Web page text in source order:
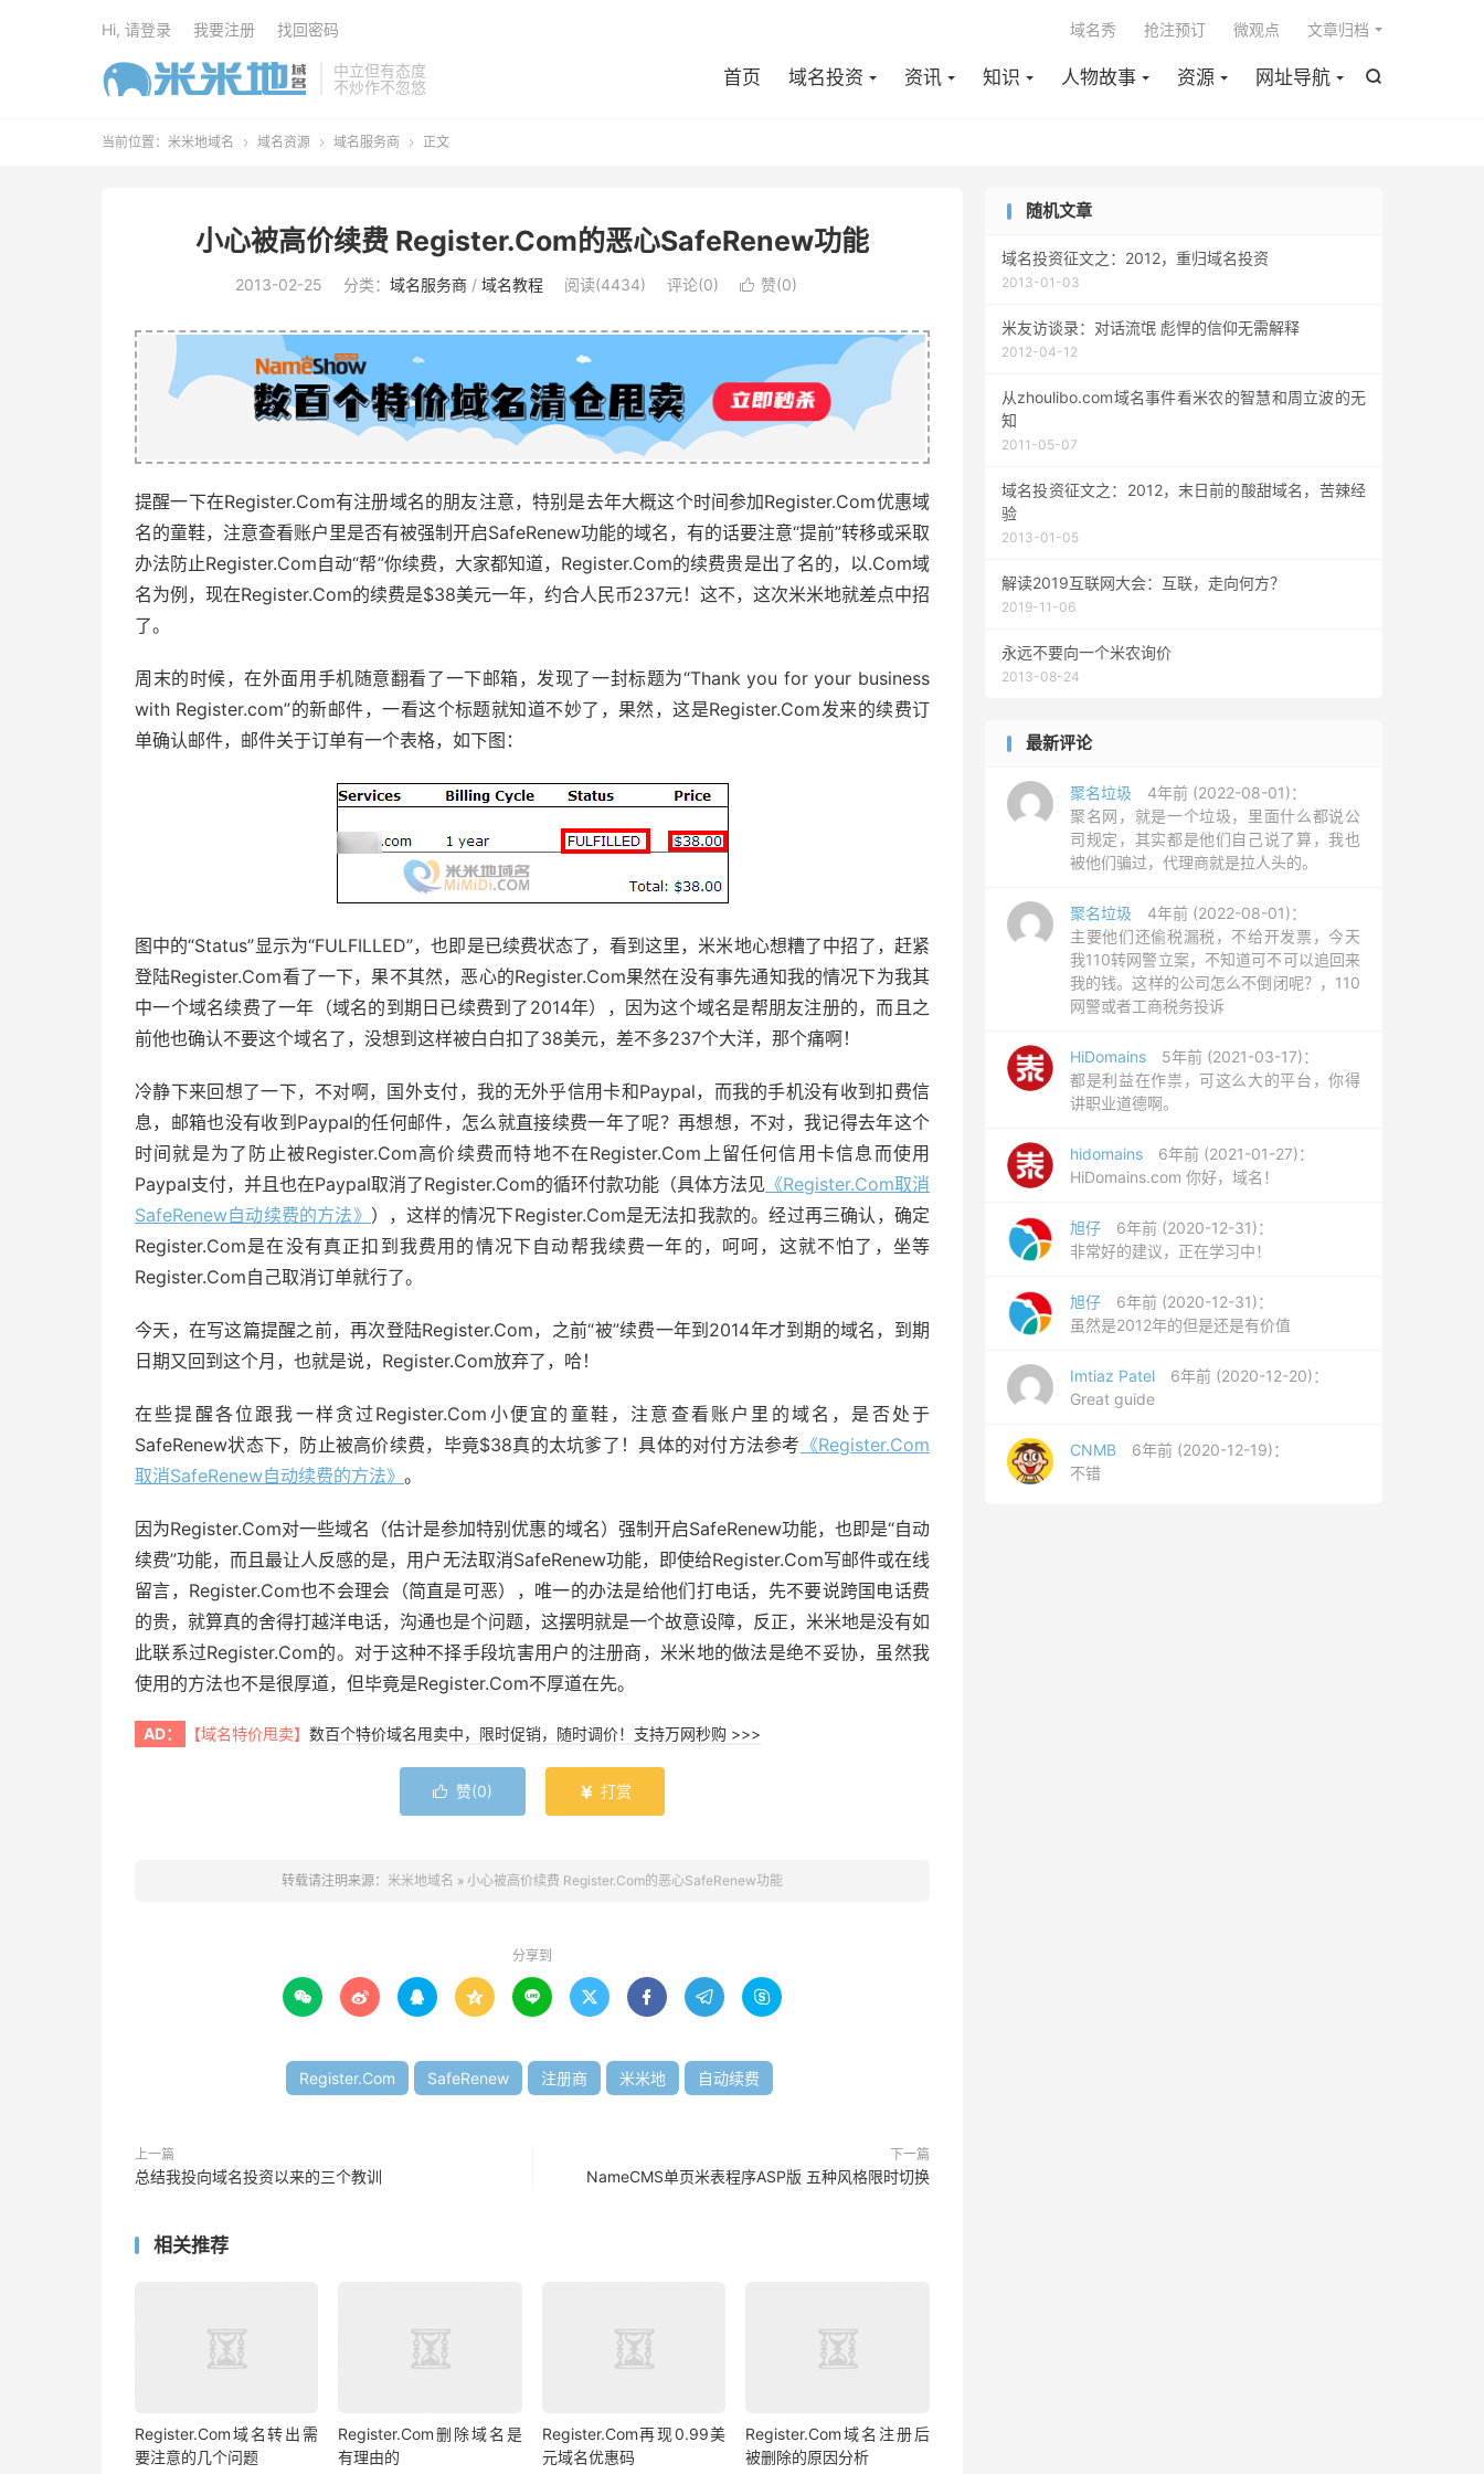
中立但有态度
不炒作不忽悠

首页 域名投资 资讯 知识 人物故事 资源 网址导航
域名秀 抢注预订 微观点 文章归档
Hi, 请登录 我要注册 找回密码
当前位置： 米米地域名  域名资源  域名服务商  正文
小心被高价续费 Register.Com的恶心SafeRenew功能
2013-02-25 分类： 域名服务商/ 域名教程 阅读(4434) 评论(0)  赞(0)
提醒一下在Register.Com有注册域名的朋友注意，特别是去年大概这个时间参加Register.Com优惠域
名的童鞋，注意查看账户里是否有被强制开启SafeRenew功能的域名，有的话要注意“提前”转移或采取
办法防止Register.Com自动“帮”你续费，大家都知道，Register.Com的续费贵是出了名的，以.Com域
名为例，现在Register.Com的续费是$38美元一年，约合人民币237元！这不，这次米米地就差点中招
了。
周末的时候，在外面用手机随意翻看了一下邮箱，发现了一封标题为“Thank you for your business
with Register.com”的新邮件，一看这个标题就知道不妙了，果然，这是Register.Com发来的续费订
单确认邮件，邮件关于订单有一个表格，如下图：
图中的“Status”显示为“FULFILLED”，也即是已续费状态了，看到这里，米米地心想糟了中招了，赶紧
登陆Register.Com看了一下，果不其然，恶心的Register.Com果然在没有事先通知我的情况下为我其
中一个域名续费了一年（域名的到期日已续费到了2014年），因为这个域名是帮朋友注册的，而且之
前他也确认不要这个域名了，没想到这样被白白扣了38美元，差不多237个大洋，那个痛啊！
冷静下来回想了一下，不对啊，国外支付，我的无外乎信用卡和Paypal，而我的手机没有收到扣费信
息，邮箱也没有收到Paypal的任何邮件，怎么就直接续费一年了呢？再想想，不对，我记得去年这个
时间就是为了防止被Register.Com高价续费而特地不在Register.Com上留任何信用卡信息而使用
Paypal支付，并且也在Paypal取消了Register.Com的循环付款功能（具体方法见 《Register.Com取消
SafeRenew自动续费的方法》 ），这样的情况下Register.Com是无法扣我款的。经过再三确认，确定
Register.Com是在没有真正扣到我费用的情况下自动帮我续费一年的，呵呵，这就不怕了，坐等
Register.Com自己取消订单就行了。
今天，在写这篇提醒之前，再次登陆Register.Com，之前“被”续费一年到2014年才到期的域名，到期
日期又回到这个月，也就是说，Register.Com放弃了，哈！
在些提醒各位跟我一样贪过Register.Com小便宜的童鞋，注意查看账户里的域名，是否处于
SafeRenew状态下，防止被高价续费，毕竟$38真的太坑爹了！具体的对付方法参考 《Register.Com
取消SafeRenew自动续费的方法》 。
因为Register.Com对一些域名（估计是参加特别优惠的域名）强制开启SafeRenew功能，也即是“自动
续费”功能，而且最让人反感的是，用户无法取消SafeRenew功能，即使给Register.Com写邮件或在线
留言，Register.Com也不会理会（简直是可恶），唯一的办法是给他们打电话，先不要说跨国电话费
的贵，就算真的舍得打越洋电话，沟通也是个问题，这摆明就是一个故意设障，反正，米米地是没有如
此联系过Register.Com的。对于这种不择手段坑害用户的注册商，米米地的做法是绝不妥协，虽然我
使用的方法也不是很厚道，但毕竟是Register.Com不厚道在先。
AD： 【域名特价甩卖】 数百个特价域名甩卖中，限时促销，随时调价！支持万网秒购 >>>
 赞(0)  打赏
转载请注明来源： 米米地域名 » 小心被高价续费 Register.Com的恶心SafeRenew功能
分享到
        
Register.Com SafeRenew 注册商 米米地 自动续费
上一篇
总结我投向域名投资以来的三个教训
下一篇
NameCMS单页米表程序ASP版 五种风格限时切换
相关推荐
Register.Com域名转出需
要注意的几个问题
Register.Com删除域名是
有理由的
Register.Com再现0.99美
元域名优惠码
Register.Com域名注册后
被删除的原因分析
随机文章
域名投资征文之：2012，重归域名投资
2013-01-03
米友访谈录：对话流氓 彪悍的信仰无需解释
2012-04-12
从zhoulibo.com域名事件看米农的智慧和周立波的无
知
2011-05-07
域名投资征文之：2012，末日前的酸甜域名，苦辣经
验
2013-01-05
解读2019互联网大会：互联，走向何方？
2019-11-06
永远不要向一个米农询价
2013-08-24
最新评论
聚名垃圾
4年前 (2022-08-01)：
聚名网，就是一个垃圾，里面什么都说公
司规定，其实都是他们自己说了算，我也
被他们骗过，代理商就是拉人头的。
聚名垃圾
4年前 (2022-08-01)：
主要他们还偷税漏税，不给开发票，今天
我110转网警立案，不知道可不可以追回来
我的钱。这样的公司怎么不倒闭呢？，110
网警或者工商税务投诉
HiDomains
5年前 (2021-03-17)：
都是利益在作祟，可这么大的平台，你得
讲职业道德啊。
hidomains
6年前 (2021-01-27)：
HiDomains.com 你好，域名！
旭仔
6年前 (2020-12-31)：
非常好的建议，正在学习中！
旭仔
6年前 (2020-12-31)：
虽然是2012年的但是还是有价值
Imtiaz Patel
6年前 (2020-12-20)：
Great guide
CNMB
6年前 (2020-12-19)：
不错